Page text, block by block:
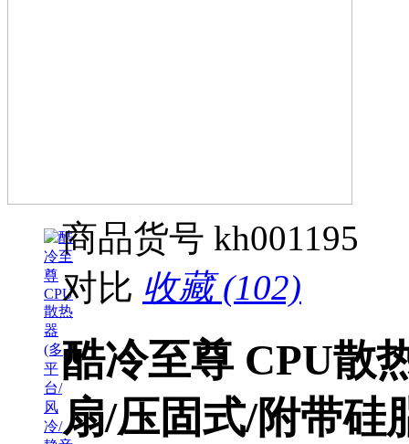
商品货号 kh001195
对比 收藏 (102)
酷冷至尊 CPU散
扇/压固式/附带硅